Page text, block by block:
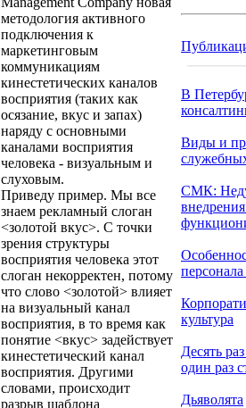
методология активного
подключения к
маркетинговым
коммуникациям
кинестетических каналов
восприятия (таких как
осязание, вкус и запах)
наряду с основными
каналами восприятия
человека - визуальным и
слуховым.
Приведу пример. Мы все
знаем рекламный слоган
<золотой вкус>. С точки
зрения структуры
восприятия человека этот
слоган некорректен, потому
что слово <золотой> влияет
на визуальный канал
восприятия, в то время как
понятие <вкус> задействует
кинестетический канал
восприятия. Другими
словами, происходит
разрыв шаблона
В
Виды и
СМК:
культура
Десять
один раз
Дьяволята